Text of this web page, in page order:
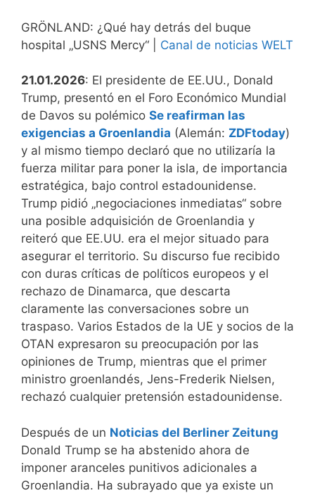
GRÖNLAND: ¿Qué hay detrás del buque
hospital „USNS Mercy“ | Canal de noticias WELT
21.01.2026: El presidente de EE.UU., Donald
Trump, presentó en el Foro Económico Mundial
de Davos su polémico Se reafirman las
exigencias a Groenlandia (Alemán: ZDFtoday)
y al mismo tiempo declaró que no utilizaría la
fuerza militar para poner la isla, de importancia
estratégica, bajo control estadounidense.
Trump pidió „negociaciones inmediatas“ sobre
una posible adquisición de Groenlandia y
reiteró que EE.UU. era el mejor situado para
asegurar el territorio. Su discurso fue recibido
con duras críticas de políticos europeos y el
rechazo de Dinamarca, que descarta
claramente las conversaciones sobre un
traspaso. Varios Estados de la UE y socios de la
OTAN expresaron su preocupación por las
opiniones de Trump, mientras que el primer
ministro groenlandés, Jens-Frederik Nielsen,
rechazó cualquier pretensión estadounidense.
Después de un Noticias del Berliner Zeitung
Donald Trump se ha abstenido ahora de
imponer aranceles punitivos adicionales a
Groenlandia. Ha subrayado que ya existe un